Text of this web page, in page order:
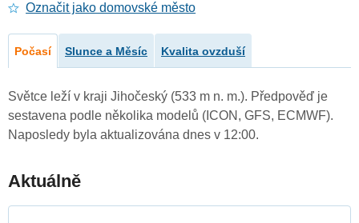
Označit jako domovské město
Počasí Slunce a Měsíc Kvalita ovzduší
Světce leží v kraji Jihočeský (533 m n. m.). Předpověď je
sestavena podle několika modelů (ICON, GFS, ECMWF).
Naposledy byla aktualizována dnes v 12:00.
Aktuálně